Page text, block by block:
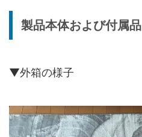
製品本体および付属品
▼外箱の様子